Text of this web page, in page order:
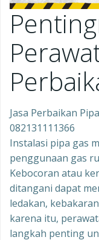
Jasa Perbaikan
082131111366
Instalasi pipa gas
penggunaan gas
Kebocoran atau
ditangani dapat
ledakan,
karena itu,
langkah penting